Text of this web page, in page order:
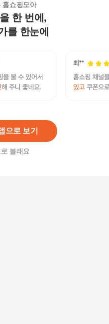
홈쇼핑모아
한 번에,
를 한눈에
으로 보기
볼래요
레강스] 에스더 레이스 자켓 K
엘레강스] 아바 롱 구스다운 코